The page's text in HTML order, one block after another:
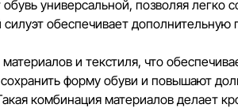
сроки.
универсальной, позволяя легко
обеспечивает дополнительную
и текстиля, что
форму обуви и повышают
комбинация материалов делает